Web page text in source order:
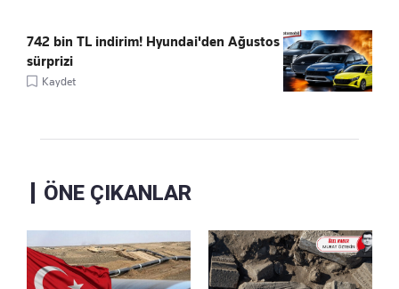
742 bin TL indirim! Hyundai'den Ağustos
sürprizi
Kaydet
ÖNE ÇIKANLAR